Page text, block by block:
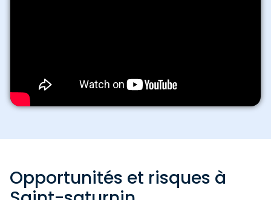
Opportunités et risques à